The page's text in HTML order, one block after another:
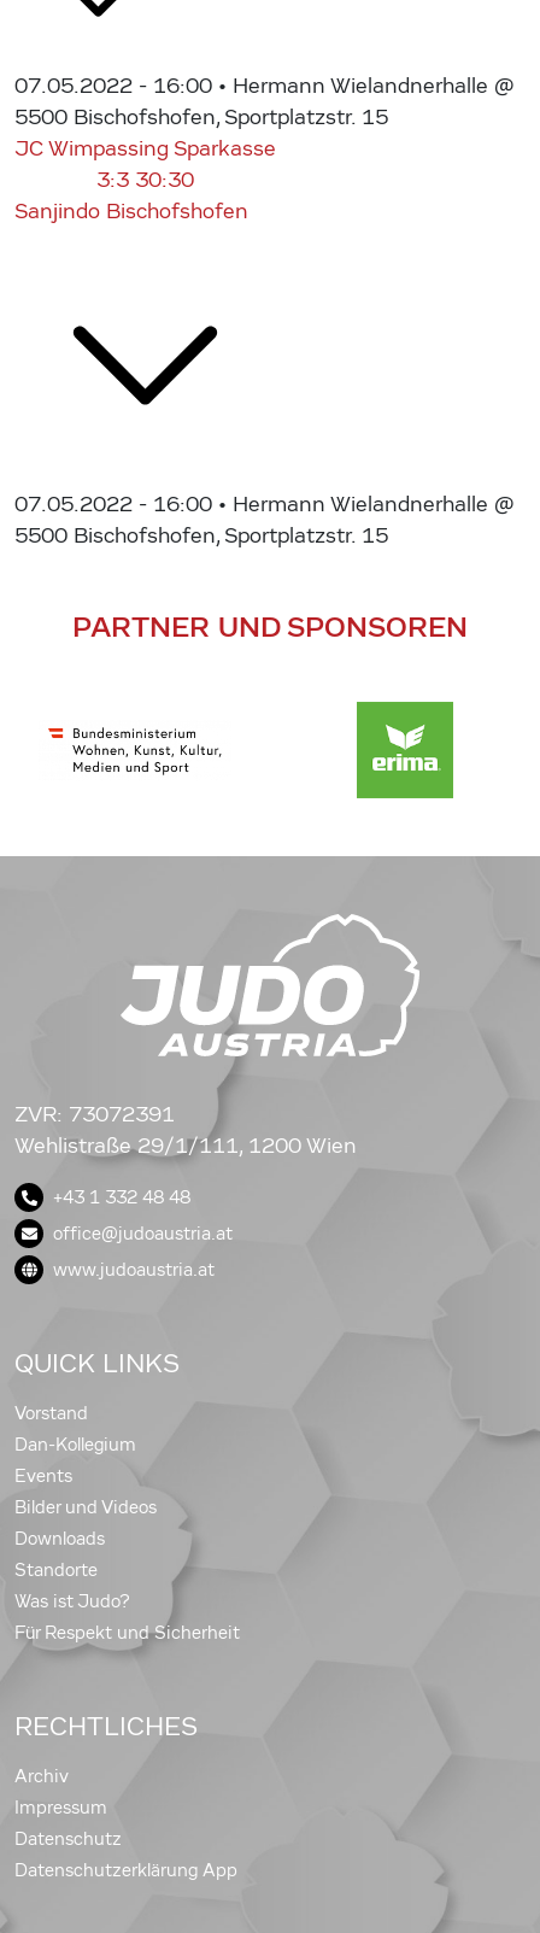
07.05.2022 - 16:00 • Hermann Wielandnerhalle @
5500 Bischofshofen, Sportplatzstr. 15
JC Wimpassing Sparkasse
3:3 30:30
Sanjindo Bischofshofen
07.05.2022 - 16:00 • Hermann Wielandnerhalle @
5500 Bischofshofen, Sportplatzstr. 15
PARTNER UND SPONSOREN
ZVR: 73072391
Wehlistraße 29/1/111, 1200 Wien
+43 1 332 48 48
office@judoaustria.at
www.judoaustria.at
QUICK LINKS
Vorstand
Dan-Kollegium
Events
Bilder und Videos
Downloads
Standorte
Was ist Judo?
Für Respekt und Sicherheit
RECHTLICHES
Archiv
Impressum
Datenschutz
Datenschutzerklärung App